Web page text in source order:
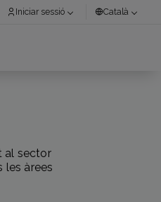
Iniciar sessió Català
al sector
les àrees